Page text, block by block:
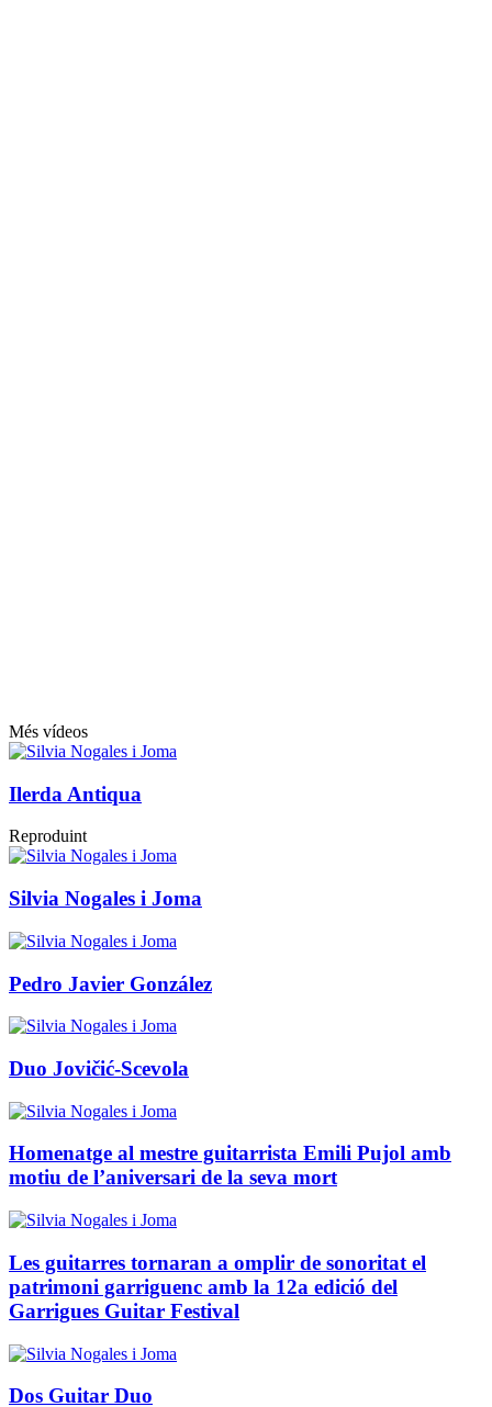
Més vídeos
Ilerda Antiqua
Reproduint
Silvia Nogales i Joma
Pedro Javier González
Duo Jovičić-Scevola
Homenatge al mestre guitarrista Emili Pujol amb
motiu de l’aniversari de la seva mort
Les guitarres tornaran a omplir de sonoritat el
patrimoni garriguenc amb la 12a edició del
Garrigues Guitar Festival
Dos Guitar Duo